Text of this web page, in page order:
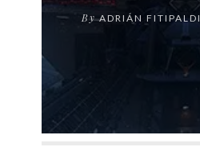
By ADRIÁN FITIPALDI